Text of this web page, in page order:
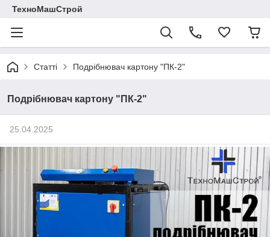
ТехноМашСтрой
Статті Подрібнювач картону "ПК-2"
Подрібнювач картону "ПК-2"
25.04.2025